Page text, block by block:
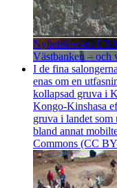
Nyhetsbrevet:
Västbanken – och
I de fina
enas om en
kollapsad gruva i
Kongo-Kinshasa
gruva i landet som
bland annat
Commons (CC